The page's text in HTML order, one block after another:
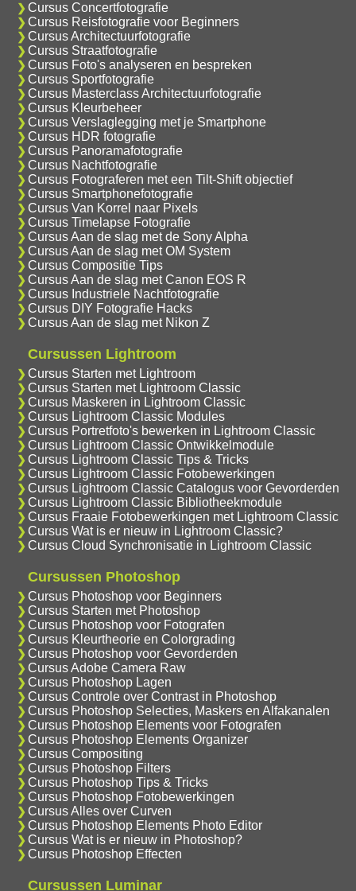
Cursus Concertfotografie
Cursus Reisfotografie voor Beginners
Cursus Architectuurfotografie
Cursus Straatfotografie
Cursus Foto's analyseren en bespreken
Cursus Sportfotografie
Cursus Masterclass Architectuurfotografie
Cursus Kleurbeheer
Cursus Verslaglegging met je Smartphone
Cursus HDR fotografie
Cursus Panoramafotografie
Cursus Nachtfotografie
Cursus Fotograferen met een Tilt-Shift objectief
Cursus Smartphonefotografie
Cursus Van Korrel naar Pixels
Cursus Timelapse Fotografie
Cursus Aan de slag met de Sony Alpha
Cursus Aan de slag met OM System
Cursus Compositie Tips
Cursus Aan de slag met Canon EOS R
Cursus Industriele Nachtfotografie
Cursus DIY Fotografie Hacks
Cursus Aan de slag met Nikon Z
Cursussen Lightroom
Cursus Starten met Lightroom
Cursus Starten met Lightroom Classic
Cursus Maskeren in Lightroom Classic
Cursus Lightroom Classic Modules
Cursus Portretfoto's bewerken in Lightroom Classic
Cursus Lightroom Classic Ontwikkelmodule
Cursus Lightroom Classic Tips & Tricks
Cursus Lightroom Classic Fotobewerkingen
Cursus Lightroom Classic Catalogus voor Gevorderden
Cursus Lightroom Classic Bibliotheekmodule
Cursus Fraaie Fotobewerkingen met Lightroom Classic
Cursus Wat is er nieuw in Lightroom Classic?
Cursus Cloud Synchronisatie in Lightroom Classic
Cursussen Photoshop
Cursus Photoshop voor Beginners
Cursus Starten met Photoshop
Cursus Photoshop voor Fotografen
Cursus Kleurtheorie en Colorgrading
Cursus Photoshop voor Gevorderden
Cursus Adobe Camera Raw
Cursus Photoshop Lagen
Cursus Controle over Contrast in Photoshop
Cursus Photoshop Selecties, Maskers en Alfakanalen
Cursus Photoshop Elements voor Fotografen
Cursus Photoshop Elements Organizer
Cursus Compositing
Cursus Photoshop Filters
Cursus Photoshop Tips & Tricks
Cursus Photoshop Fotobewerkingen
Cursus Alles over Curven
Cursus Photoshop Elements Photo Editor
Cursus Wat is er nieuw in Photoshop?
Cursus Photoshop Effecten
Cursussen Luminar